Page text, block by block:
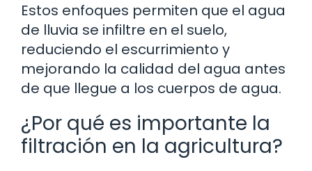
Estos enfoques permiten que el agua
de lluvia se infiltre en el suelo,
reduciendo el escurrimiento y
mejorando la calidad del agua antes
de que llegue a los cuerpos de agua.
¿Por qué es importante la
filtración en la agricultura?